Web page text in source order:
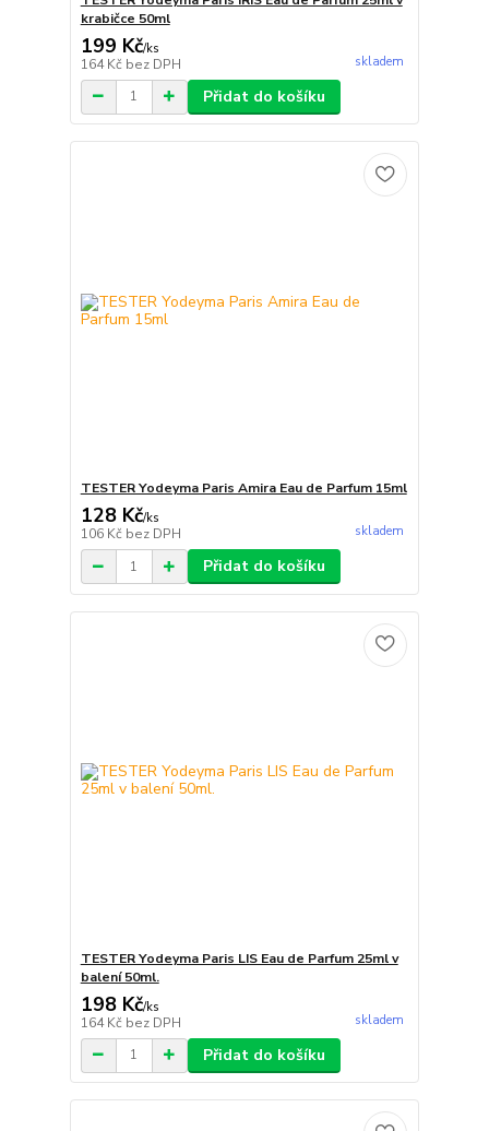
krabičce 50ml
199 Kč/ks
164 Kč bez DPH skladem
Přidat do košíku
TESTER Yodeyma Paris Amira Eau de Parfum 15ml
128 Kč/ks
106 Kč bez DPH skladem
Přidat do košíku
TESTER Yodeyma Paris LIS Eau de Parfum 25ml v
balení 50ml.
198 Kč/ks
164 Kč bez DPH skladem
Přidat do košíku